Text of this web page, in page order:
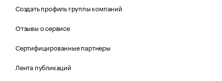
Создать профиль группы компаний
Отзывы о сервисе
Сертифицированные партнеры
Лента публикаций